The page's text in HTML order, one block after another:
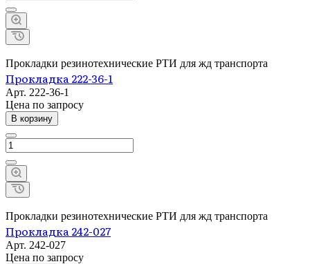
Прокладки резинотехнические РТИ для жд транспорта
Прокладка 222-36-1
Арт. 222-36-1
Цена по запросу
В корзину
Прокладки резинотехнические РТИ для жд транспорта
Прокладка 242-027
Арт. 242-027
Цена по запросу